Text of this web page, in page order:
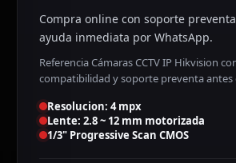
Compra online con soporte
ayuda inmediata por WhatsApp.
Referencia Cámaras CCTV IP Hikvision
compatibilidad y soporte preventa antes
Resolucion: 4 mpx
Lente: 2.8 ~ 12 mm motorizada
1/3" Progressive Scan CMOS